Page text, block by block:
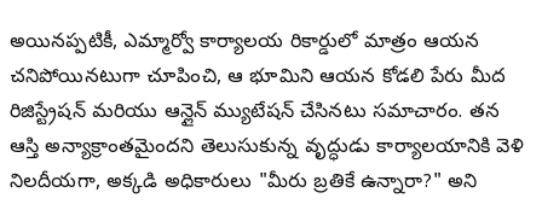
అయినప్పటికీ, ఎమ్మార్వో కార్యాలయ రికార్డుల్లో మాత్రం ఆయన
చనిపోయినట్లుగా చూపించి, ఆ భూమిని ఆయన కోడలి పేరు మీద
రిజిస్ట్రేషన్ మరియు ఆన్లైన్ మ్యుటేషన్ చేసినట్లు సమాచారం. తన
ఆస్తి అన్యాక్రాంతమైందని తెలుసుకున్న వృద్ధుడు కార్యాలయానికి వెళ్లి
నిలదీయగా, అక్కడి అధికారులు "మీరు బ్రతికే ఉన్నారా?" అని